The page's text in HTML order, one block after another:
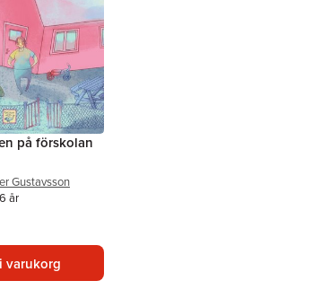
på förskolan
Gustavsson
år
varukorg